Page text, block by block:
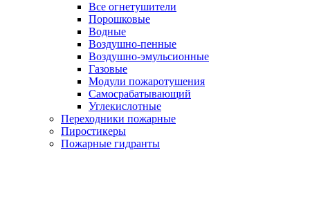
Все огнетушители
Порошковые
Водные
Воздушно-пенные
Воздушно-эмульсионные
Газовые
Модули пожаротушения
Самосрабатывающий
Углекислотные
Переходники пожарные
Пиростикеры
Пожарные гидранты